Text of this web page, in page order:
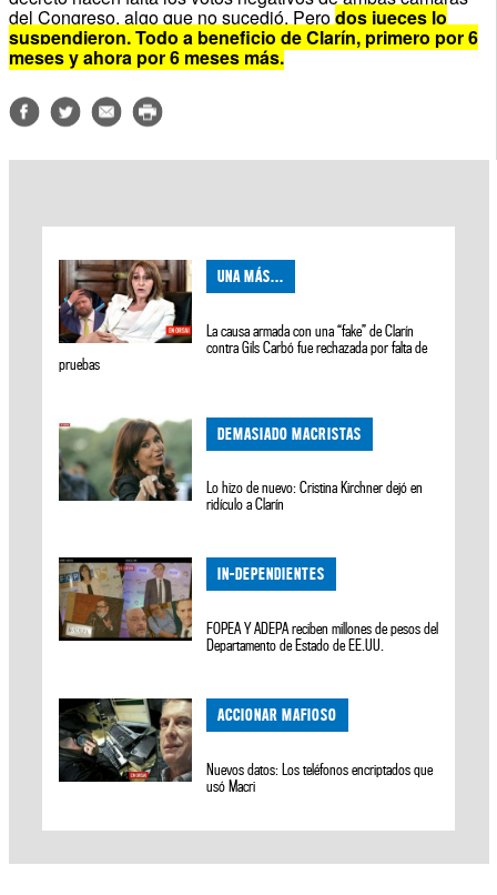
del Congreso, algo que no sucedió. Perodos jueces lo
suspendieron.Todo a beneficio de Clarín, primero por 6
meses y ahora por 6 meses más.
UNA MÁS...
La causa armada con una “fake” de Clarín
contra Gils Carbó fue rechazada por falta de
pruebas
DEMASIADO MACRISTAS
Lo hizo de nuevo: Cristina Kirchner dejó en
ridículo a Clarín
IN-DEPENDIENTES
FOPEA Y ADEPA reciben millones de pesos del
Departamento de Estado de EE.UU.
ACCIONAR MAFIOSO
Nuevos datos: Los teléfonos encriptados que
usó Macri